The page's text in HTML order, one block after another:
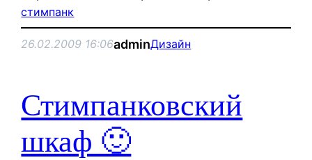
стимпанк
26.02.2009 16:06adminДизайн
Стимпанковский
шкаф 🙂